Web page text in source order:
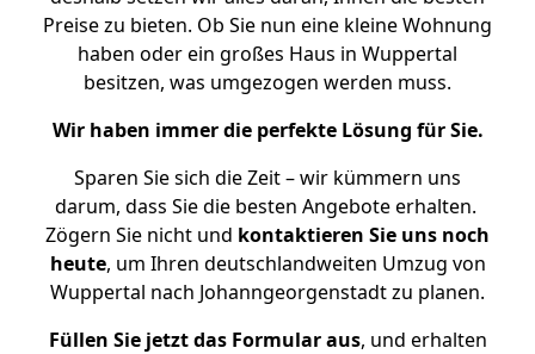
Preise zu bieten. Ob Sie nun eine kleine Wohnung
haben oder ein großes Haus in Wuppertal
besitzen, was umgezogen werden muss.
Wir haben immer die perfekte Lösung für Sie.
Sparen Sie sich die Zeit – wir kümmern uns
darum, dass Sie die besten Angebote erhalten.
Zögern Sie nicht und kontaktieren Sie uns noch
heute, um Ihren deutschlandweiten Umzug von
Wuppertal nach Johanngeorgenstadt zu planen.
Füllen Sie jetzt das Formular aus, und erhalten